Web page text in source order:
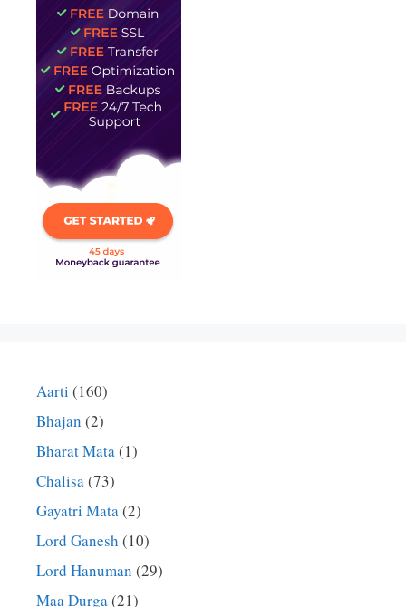
Aarti (160)
Bhajan (2)
Bharat Mata(1)
Chalisa(73)
Gayatri Mata(2)
Lord Ganesh (10)
Lord Hanuman (29)
Maa Durga(21)